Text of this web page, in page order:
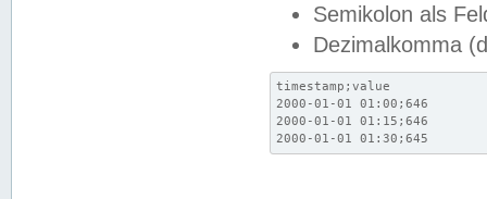
Semikolon als
Dezimalkomma
timestamp;value
2000-01-01 01:00;646
2000-01-01 01:15;646
2000-01-01 01:30;645